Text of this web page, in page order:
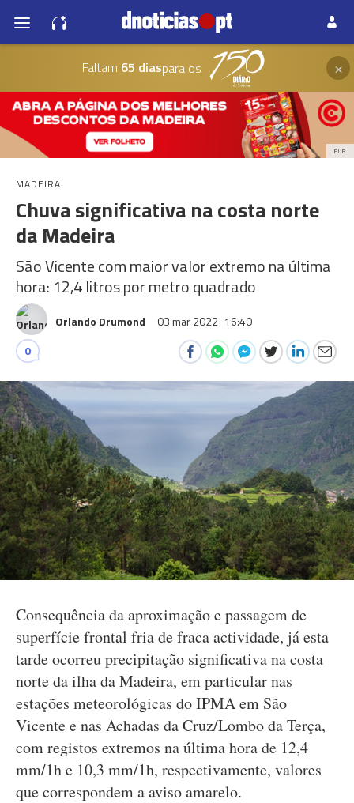
Faltam 65 diaspara os ×
PUB
MADEIRA
Chuva significativa na costa norte
da Madeira
São Vicente com maior valor extremo na última
hora: 12,4 litros por metro quadrado
Orlando Drumond 03 mar 2022 16:40
0
Consequência da aproximação e passagem de
superfície frontal fria de fraca actividade, já esta
tarde ocorreu precipitação significativa na costa
norte da ilha da Madeira, em particular nas
estações meteorológicas do IPMA em São
Vicente e nas Achadas da Cruz/Lombo da Terça,
com registos extremos na última hora de 12,4
mm/1h e 10,3 mm/1h, respectivamente, valores
que correspondem a aviso amarelo.